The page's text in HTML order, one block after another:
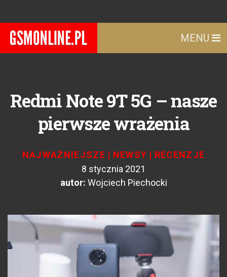
MENU
Redmi Note 9T 5G – nasze
pierwsze wrażenia
NAJWAŻNIEJSZE | NEWSY | RECENZJE
8 stycznia 2021
autor: Wojciech Piechocki